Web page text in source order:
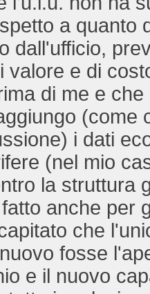
a quanto
dall'ufficio,
valore e di
di me e
(come
i dati
(nel mio
la struttura
anche per
che
fosse
e il nuovo